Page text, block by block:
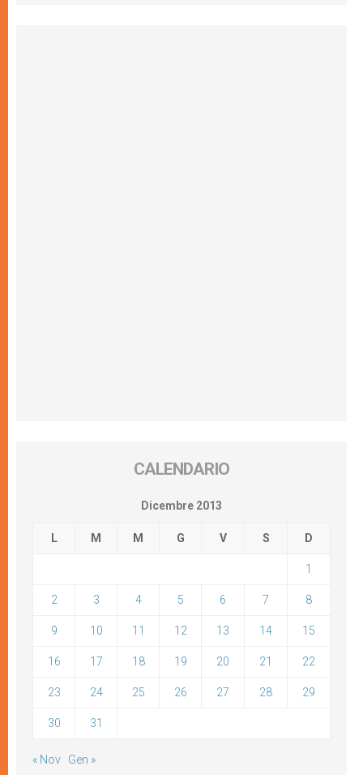
CALENDARIO
Dicembre 2013
L M M G V S D
1
2 3 4 5 6 7 8
9 10 11 12 13 14 15
16 17 18 19 20 21 22
23 24 25 26 27 28 29
30 31
« Nov Gen »